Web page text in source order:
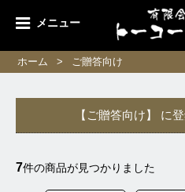
メニュー
ホーム > ご贈答向け
【ご贈答向け】 に
7件の商品が見つかりました